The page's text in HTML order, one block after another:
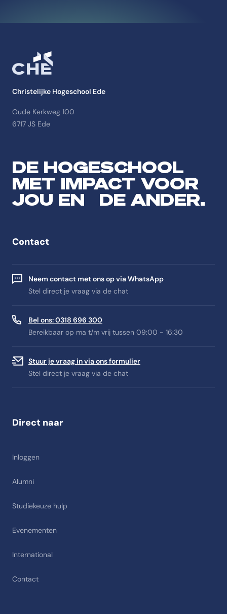
Christelijke Hogeschool Ede
Oude Kerkweg 100
6717 JS Ede
DE HOGESCHOOL
MET IMPACT VOOR
JOU EN DE ANDER.
Contact
Neem contact met ons op via WhatsApp
Stel direct je vraag via de chat
Bel ons: 0318 696 300
Bereikbaar op ma t/m vrij tussen 09:00 - 16:30
Stuur je vraag in via ons formulier
Stel direct je vraag via de chat
Direct naar
Inloggen
Alumni
Studiekeuze hulp
Evenementen
International
Contact